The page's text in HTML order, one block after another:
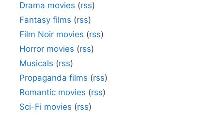
Drama movies (rss)
Fantasy films (rss)
Film Noir movies (rss)
Horror movies (rss)
Musicals (rss)
Propaganda films (rss)
Romantic movies (rss)
Sci-Fi movies (rss)